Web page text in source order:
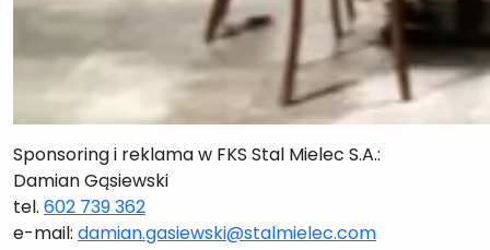
Sponsoring i reklama w FKS Stal Mielec S.A.:
Damian Gąsiewski
tel. 602 739 362
e-mail: damian.gasiewski@stalmielec.com